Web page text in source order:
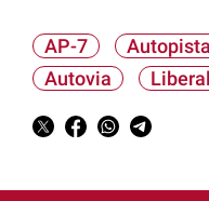
AP-7 Autopista
Autovia